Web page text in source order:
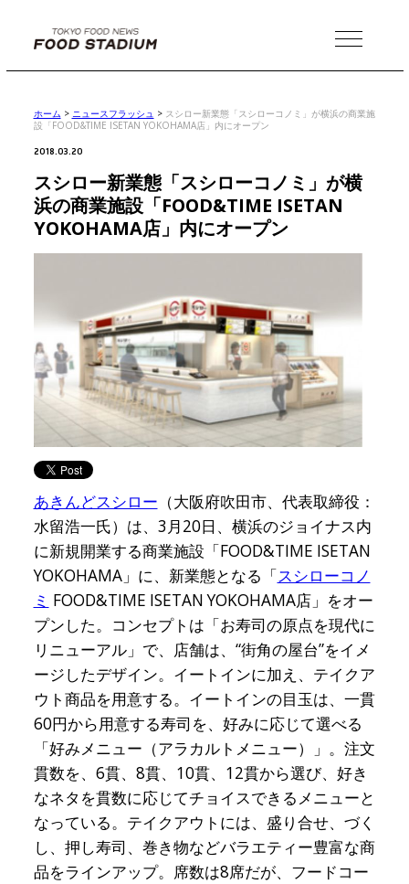
MENU
ホーム > ニュースフラッシュ > スシロー新業態「スシローコノミ」が横浜の商業施
設「FOOD&TIME ISETAN YOKOHAMA店」内にオープン
2018.03.20
スシロー新業態「スシローコノミ」が横
浜の商業施設「FOOD&TIME ISETAN
YOKOHAMA店」内にオープン
あきんどスシロー （大阪府吹田市、代表取締役：
水留浩一氏）は、3月20日、横浜のジョイナス内
に新規開業する商業施設「FOOD&TIME ISETAN
YOKOHAMA」に、新業態となる「スシローコノ
ミ FOOD&TIME ISETAN YOKOHAMA店」をオー
プンした。コンセプトは「お寿司の原点を現代に
リニューアル」で、店舗は、“街角の屋台”をイメ
ージしたデザイン。イートインに加え、テイクア
ウト商品を用意する。イートインの目玉は、一貫
60円から用意する寿司を、好みに応じて選べる
「好みメニュー（アラカルトメニュー）」。注文
貫数を、6貫、8貫、10貫、12貫から選び、好き
なネタを貫数に応じてチョイスできるメニューと
なっている。テイクアウトには、盛り合せ、づく
し、押し寿司、巻き物などバラエティー豊富な商
品をラインアップ。席数は8席だが、フードコー